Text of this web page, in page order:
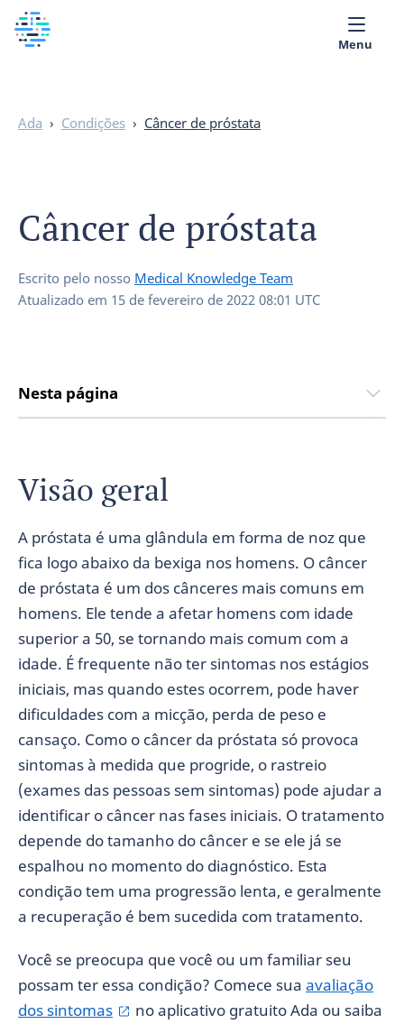
Biblioteca Médica
Menu
Ada › Condições › Câncer de próstata
Câncer de próstata
Escrito pelo nosso Medical Knowledge Team
Atualizado em 15 de fevereiro de 2022 08:01 UTC
Nesta página
Visão geral
A próstata é uma glândula em forma de noz que
fica logo abaixo da bexiga nos homens. O câncer
de próstata é um dos cânceres mais comuns em
homens. Ele tende a afetar homens com idade
superior a 50, se tornando mais comum com a
idade. É frequente não ter sintomas nos estágios
iniciais, mas quando estes ocorrem, pode haver
dificuldades com a micção, perda de peso e
cansaço. Como o câncer da próstata só provoca
sintomas à medida que progride, o rastreio
(exames das pessoas sem sintomas) pode ajudar a
identificar o câncer nas fases iniciais. O tratamento
depende do tamanho do câncer e se ele já se
espalhou no momento do diagnóstico. Esta
condição tem uma progressão lenta, e geralmente
a recuperação é bem sucedida com tratamento.
Você se preocupa que você ou um familiar seu
possam ter essa condição? Comece sua avaliação
dos sintomas
no aplicativo gratuito Ada ou saiba